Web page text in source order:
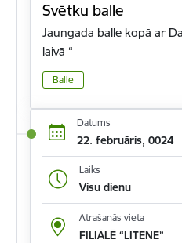
Svētku balle
Jaungada balle kopā ar
laivā “
Balle
Datums
22. februāris, 0024
Laiks
Visu dienu
Atrašanās vieta
FILIĀLĒ “LITENE”